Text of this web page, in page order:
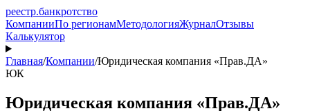
реестр.банкротство
КомпанииПо регионамМетодологияЖурналОтзывы
Калькулятор
Главная/Компании/Юридическая компания «Прав.ДА»
ЮК
Юридическая компания «Прав.ДА»